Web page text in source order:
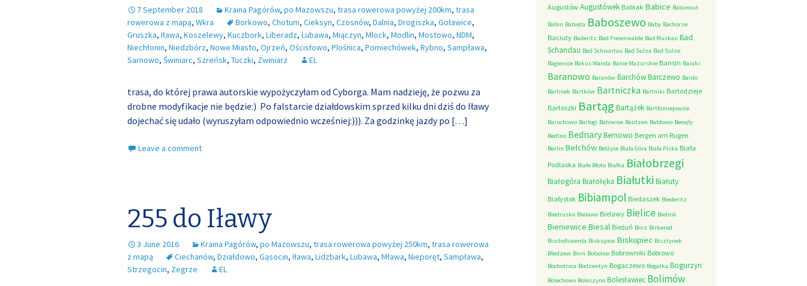
7 September 2018 Kraina Pagórów, po Mazowszu, trasa rowerowa powyżej 200km, trasa
rowerowa z mapą, Wkra Borkowo, Chotum, Cieksyn, Czosnów, Dalnia, Drogiszka, Goławice,
Gruszka, Iława, Koszelewy, Kuczbork, Liberadz, Lubawa, Miączyn, Mlock, Modlin, Mostowo, NDM,
Niechłonin, Niedzbórz, Nowe Miasto, Ojrzeń, Ościsłowo, Plośnica, Pomiechówek, Rybno, Sampława,
Sarnowo, Świniarc, Szreńsk, Tuczki, Zwiniarz EL
trasa, do której prawa autorskie wypożyczyłam od Cyborga. Mam nadzieję, że pozwu za
drobne modyfikacje nie będzie:) Po falstarcie działdowskim sprzed kilku dni dziś do Iławy
dojechać się udało (wyruszyłam odpowiednio wcześniej:))). Za godzinkę jazdy po […]
Leave a comment
255 do Iławy
3 June 2016 Kraina Pagórów, po Mazowszu, trasa rowerowa powyżej 250km, trasa rowerowa
z mapą
Ciechanów, Działdowo, Gąsocin, Iława, Lidzbark, Lubawa, Mława, Nieporęt, Sampława,
Strzegocin, Zegrze EL
Augustów Augustówek Babiak Babice Babimost
Babin Babięta Baboszewo Baby Bachorze
Baciuty Baderitz Bad Freienwalde Bad Muskau Bad
Schandau Bad Schwartau Bad Sulza Bad Sulze
Bagienice Bakus Wanda Banie Mazurskie Bansin Baraki
Baranowo Baranów BarchówBarczewo Bardo
Barlinek Bartków Bartniczka Bartniki Bartodzieje
Bartoszki Bartąg Bartążek Bartłomiejowice
Baruchowo Barłogi Batowice Bautzen Bałdowo Becejły
Bedlno BednaryBemowo Bergen am Rugen
Berlin Bełchów Bełżyce Biała Góra Biała Piska Biała
Podlaska Białe Błoto Białka Białobrzegi
Białogóra Białołęka Białutki Białuty
Białystok Bibiampol Biedaszek Biederitz
Biedrusko Bielawa Bielawy Bielice Bielnik
Bieniewice Biesal Bieżuń Binz Birkerod
Bischofswerda Biskupice Biskupiec Bisztynek
Bledzew Bnin Bobolice Bobrowniki Bobrowo
Bochotnica Bodzentyn Bogaczewo Bogatka Bogurzyn
Bolechowo Boleszyno Bolesławiec Bolimów